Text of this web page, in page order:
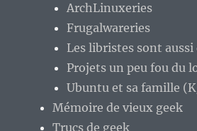
ArchLinuxeries
Frugalwareries
Les libristes sont
Projets un peu fou du
Ubuntu et sa famille
Mémoire de vieux geek
Trucs de geek